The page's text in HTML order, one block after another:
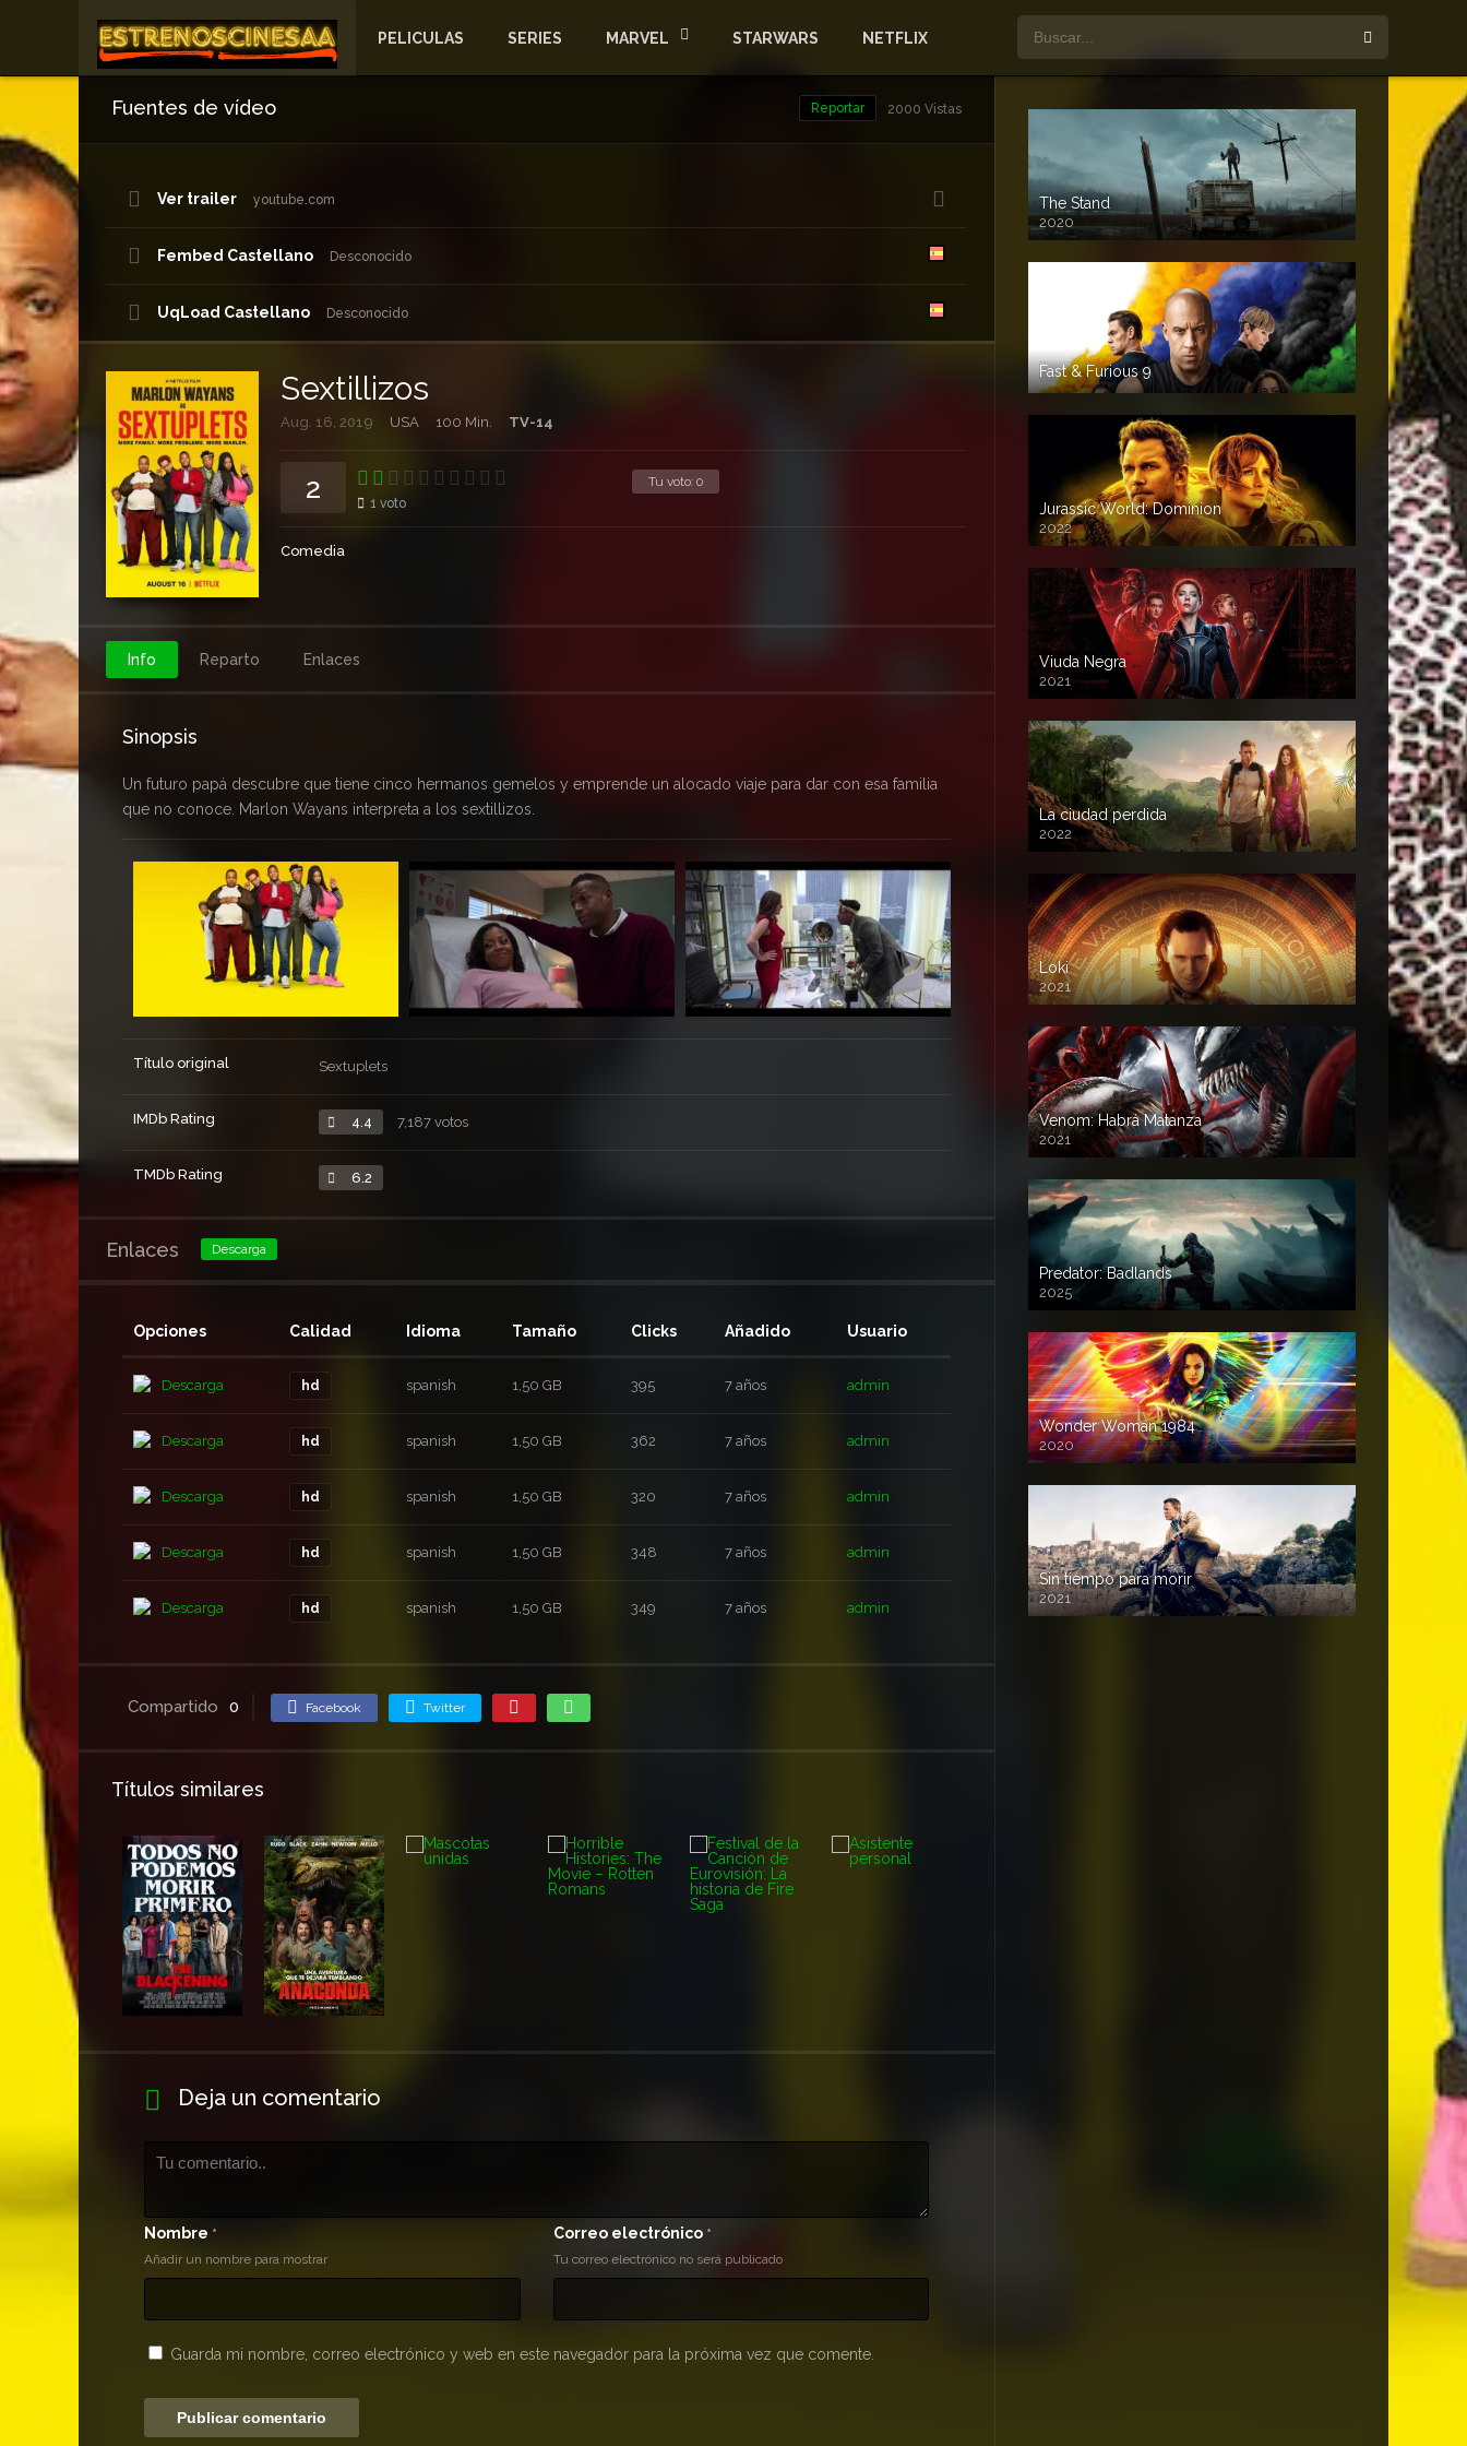
PELICULAS SERIES MARVEL STARWARS NETFLIX
Fuentes de vídeo 2000 Vistas
Reportar
Ver trailer youtube.com
Fembed Castellano Desconocido
UqLoad Castellano Desconocido
Goo Castellano Sextillizos
Aug. 16, 2019 USA 100 Min. TV-14
Tu voto: 0
2 1 voto
Comedia
Info Reparto Enlaces
Sinopsis
Un futuro papá descubre que tiene cinco hermanos gemelos y emprende un alocado viaje para dar con esa familia
que no conoce. Marlon Wayans interpreta a los sextillizos.
Título original Sextuplets
IMDb Rating 4.4 7,187 votos
TMDb Rating 6.2
Enlaces Descarga
Opciones Calidad Idioma Tamaño Clicks Añadido Usuario
Descarga hd spanish 1,50 GB 395 7 años admin
Descarga hd spanish 1,50 GB 362 7 años admin
Descarga hd spanish 1,50 GB 320 7 años admin
Descarga hd spanish 1,50 GB 348 7 años admin
Descarga hd spanish 1,50 GB 349 7 años admin
Compartido 0 Facebook Twitter
Títulos similares
Deja un comentario
Nombre *
Añadir un nombre para mostrar
Correo electrónico *
Tu correo electrónico no será publicado
Guarda mi nombre, correo electrónico y web en este navegador para la próxima vez que comente.
The Stand
2020
Fast & Furious 9
Jurassic World: Dominion
2022
Viuda Negra
2021
La ciudad perdida
2022
Loki
2021
Venom: Habrá Matanza
2021
Predator: Badlands
2025
Wonder Woman 1984
2020
Sin tiempo para morir
2021